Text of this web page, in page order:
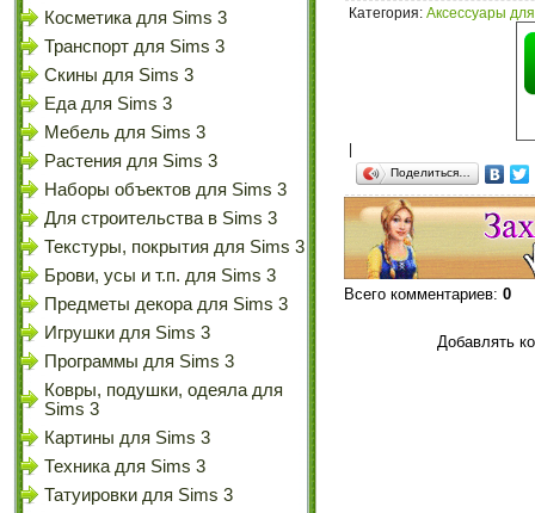
Косметика для Sims 3
Транспорт для Sims 3
Скины для Sims 3
Еда для Sims 3
Мебель для Sims 3
Растения для Sims 3
Наборы объектов для Sims 3
Для строительства в Sims 3
Текстуры, покрытия для Sims 3
Брови, усы и т.п. для Sims 3
Предметы декора для Sims 3
Игрушки для Sims 3
Программы для Sims 3
Ковры, подушки, одеяла для
Sims 3
Картины для Sims 3
Техника для Sims 3
Татуировки для Sims 3
Категория: Аксессуары
Поделиться…
Всего комментариев: 0
Добавлять